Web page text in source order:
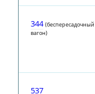
344 (беспересадочный
вагон)
537